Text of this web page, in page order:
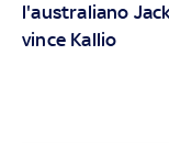
l'australiano
vince Kallio